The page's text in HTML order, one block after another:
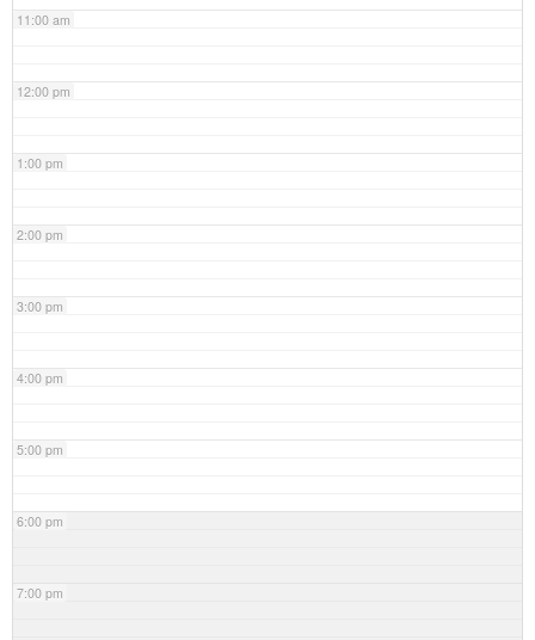
11:00 am
12:00 pm
1:00 pm
2:00 pm
3:00 pm
4:00 pm
5:00 pm
6:00 pm
7:00 pm